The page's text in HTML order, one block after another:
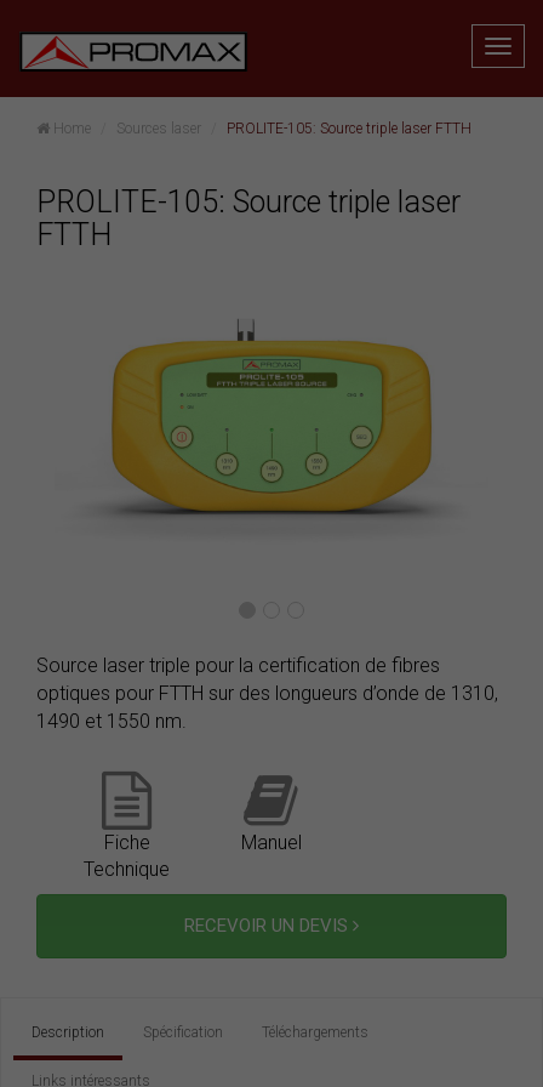
Home Sources laser PROLITE-105: Source triple laser FTTH
PROLITE-105: Source triple laser
FTTH
Source laser triple pour la certification de fibres
optiques pour FTTH sur des longueurs d’onde de 1310,
1490 et 1550 nm.
Fiche
Technique
Manuel
RECEVOIR UN DEVIS
Description Spécification Téléchargements
Links intéressants